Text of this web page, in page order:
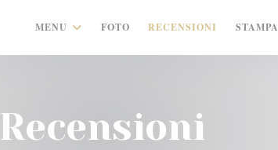
MENU FOTO RECENSIONI STAMPA
Recensioni